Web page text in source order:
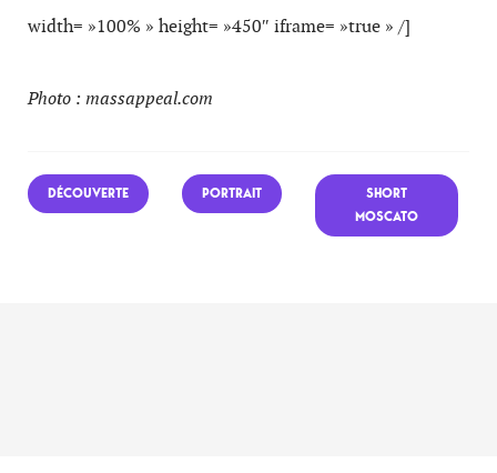
width= »100% » height= »450″ iframe= »true » /]
Photo : massappeal.com
DÉCOUVERTE PORTRAIT
SHORT
MOSCATO